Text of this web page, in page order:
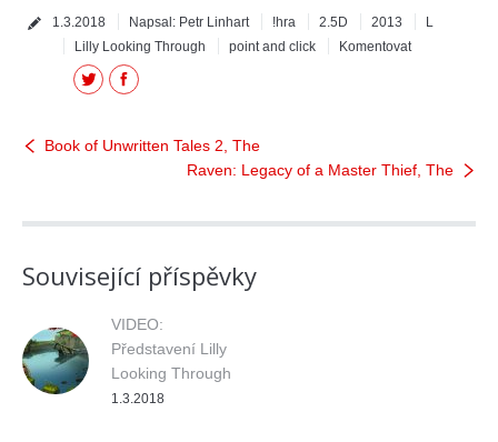
1.3.2018 Napsal: Petr Linhart !hra 2.5D 2013
L
Lilly Looking Through
point and click Komentovat
Facebook
Twitter
Book of Unwritten Tales 2, The
Raven: Legacy of a Master Thief, The
Související příspěvky
VIDEO:
Představení Lilly
Looking Through
1.3.2018